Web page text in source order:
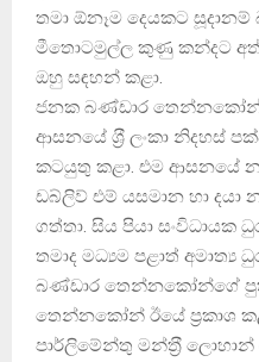
තමා ඕනෑම දෙයකට සූදානම්
මීතොටමුල්ල කුණු කන්දට
ඔහු සඳහන් කළා.
ජනක බණ්ඩාර තෙන්නකෝන්
ආසනයේ ශ‍්‍රී ලංකා නිදහස්
කටයුතු කළා. එම ආසනයේ
ඩබ්ලිව් එම් යසමාන හා දයා
ගත්තා. සිය පියා
තමාද මධ්‍යම පළාත්
බණ්ඩාර තෙන්නකෝන්ගේ
තෙන්නකෝන් ඊයේ ප‍්‍රකාශ
පාර්ලිමේන්තු මන්ත‍්‍රී